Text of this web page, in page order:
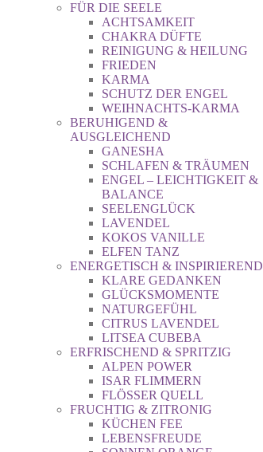
FÜR DIE SEELE
ACHTSAMKEIT
CHAKRA DÜFTE
REINIGUNG & HEILUNG
FRIEDEN
KARMA
SCHUTZ DER ENGEL
WEIHNACHTS-KARMA
BERUHIGEND &
AUSGLEICHEND
GANESHA
SCHLAFEN & TRÄUMEN
ENGEL – LEICHTIGKEIT &
BALANCE
SEELENGLÜCK
LAVENDEL
KOKOS VANILLE
ELFEN TANZ
ENERGETISCH & INSPIRIEREND
KLARE GEDANKEN
GLÜCKSMOMENTE
NATURGEFÜHL
CITRUS LAVENDEL
LITSEA CUBEBA
ERFRISCHEND & SPRITZIG
ALPEN POWER
ISAR FLIMMERN
FLÖSSER QUELL
FRUCHTIG & ZITRONIG
KÜCHEN FEE
LEBENSFREUDE